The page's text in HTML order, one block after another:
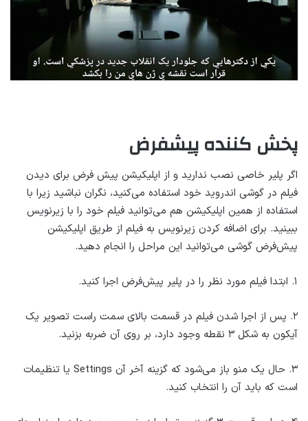
پخش کننده پیشفرض
اگر پلیر خاصی نصب ندارید و از اپلیکیشن پیش فرض برای دیدن
فیلم در گوشی اندروید خود استفاده می‌کنید، نگران نباشید زیرا با
استفاده از همین اپلیکیشن هم می‌توانید فیلم خود را با زیرنویس
ببینید. برای اضافه کردن زیرنویس به فیلم از طریق اپلیکیشن
پیش‌فرض گوشی می‌توانید این مراحل را انجام دهید.
۱. ابتدا فیلم مورد نظر را در پلیر پیش‌فرض اجرا کنید.
۲. پس از اجرا شدن فیلم در قسمت بالای سمت راست تصویر یک
آیکون به شکل ۳ نقطه وجود دارد، بر روی آن ضربه بزنید.
۳. حال یک منو باز می‌شود که گزینه آخر آن Settings یا تنظیمات
است که باید آن را انتخاب کنید.